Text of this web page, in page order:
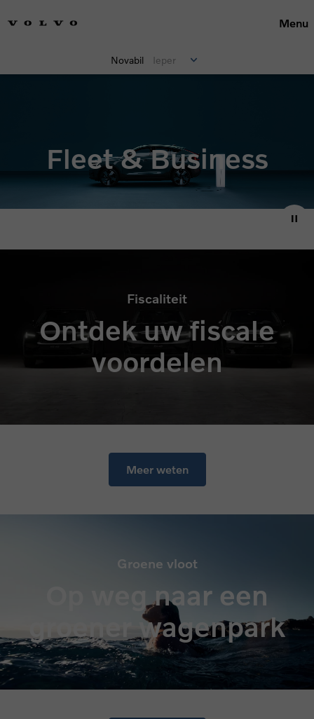
Menu
Novabil Ieper
Fleet & Business
Fiscaliteit
Ontdek uw fiscale
voordelen
Meer weten
Groene vloot
Op weg naar een
groener wagenpark